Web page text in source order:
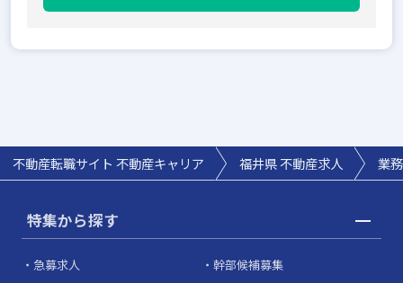
不動産転職サイト 不動産キャリア 福井県不動産求人 業
特集から探す
急募求人
幹部候補募集